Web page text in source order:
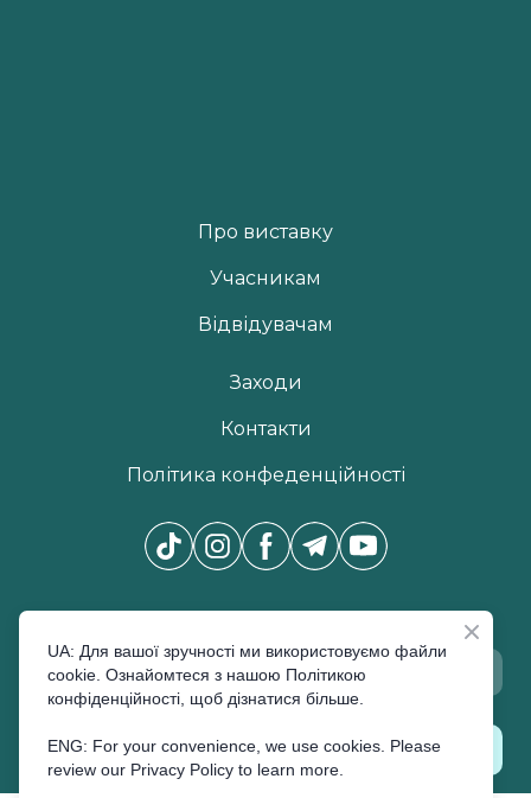
Про виставку
Учасникам
Відвідувачам
Заходи
Контакти
Політика конфеденційності
ПІДПИСАТИСЬ
UA: Для вашої зручності ми використовуємо файли
cookie. Ознайомтеся з нашою Політикою
конфіденційності, щоб дізнатися більше.
ENG: For your convenience, we use cookies. Please
review our Privacy Policy to learn more.